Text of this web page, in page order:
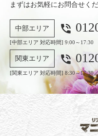
まずはお気軽にお問合せくだ
中部エリア phone_in_talk
[中部エリア 対応時間] 9:00～17:30
関東エリア phone_in_talk
[関東エリア 対応時間] 8:30～17:30